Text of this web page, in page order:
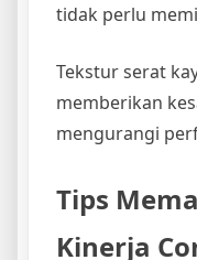
tidak perlu
Tekstur serat
memberikan
mengurangi
Tips
Kinerja